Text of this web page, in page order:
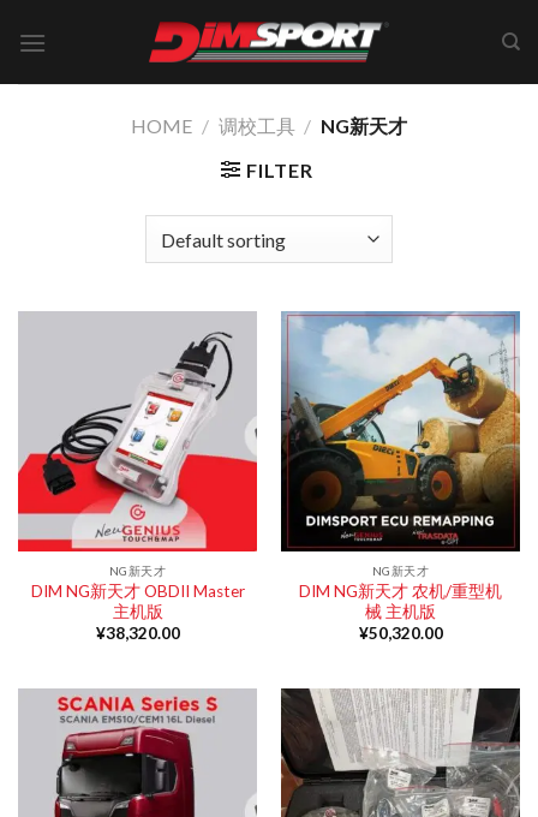
HOME / 调校工具 / NG新天才
FILTER
NG新天才
DIM NG新天才 OBDII Master
主机版
¥38,320.00
NG新天才
DIM NG新天才 农机/重型机
械 主机版
¥50,320.00